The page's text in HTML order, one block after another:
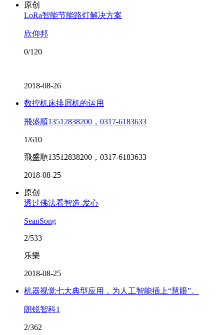
原创
LoRa智能节能路灯解决方案
欣仰邦
0/120
2018-08-26
数控机床排屑机的运用
飛盛順13512838200，0317-6183633
1/610
飛盛順13512838200，0317-6183633
2018-08-25
原创
透过佛法看智造-发心
SeanSong
2/533
乐樂
2018-08-25
机器视觉七大典型应用，为人工智能插上“慧眼”。
朗锐智科1
2/362